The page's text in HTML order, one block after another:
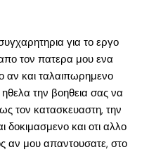
για το εργο
τον πατερα μου ενα
αν και ταλαιπωρημενο
την βοηθεια σας να
τον κατασκευαστη, την
δοκιμασμενο και οτι αλλο
αν μου απαντουσατε, στο